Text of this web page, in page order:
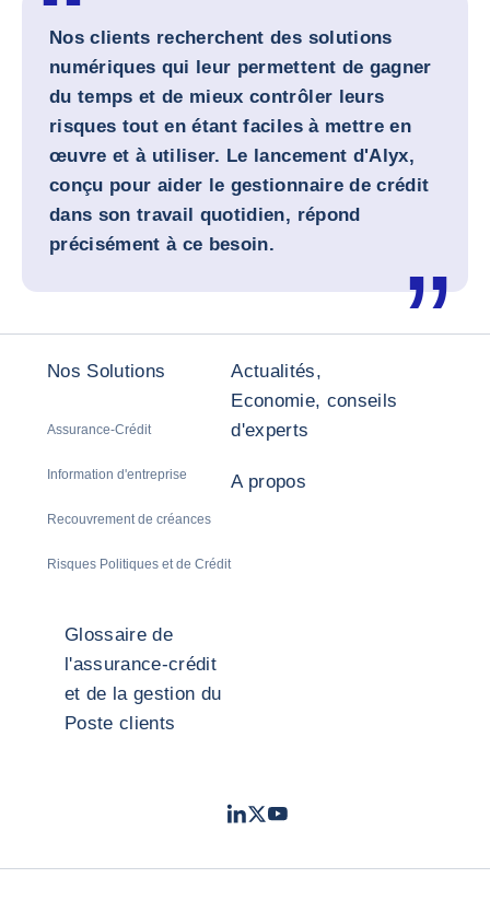
Nos clients recherchent des solutions
numériques qui leur permettent de gagner
du temps et de mieux contrôler leurs
risques tout en étant faciles à mettre en
œuvre et à utiliser. Le lancement d'Alyx,
conçu pour aider le gestionnaire de crédit
dans son travail quotidien, répond
précisément à ce besoin.
Nos Solutions
Assurance-Crédit
Information d'entreprise
Recouvrement de créances
Risques Politiques et de Crédit
Actualités,
Economie, conseils
d'experts
A propos
Glossaire de
l'assurance-crédit
et de la gestion du
Poste clients
LinkedIn
TwitterYoutube